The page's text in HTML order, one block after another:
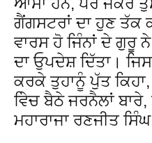
ਗੈਂਗਸਟਰਾਂ ਦਾ ਹੁਣ
ਵਾਰਸ ਹੋ ਜਿੰਨਾਂ ਦੇ ਗੁਰੂ
ਦਾ ਓੁਪਦੇਸ਼ ਦਿੱਤਾ।
ਕਰਕੇ ਤੁਹਾਨੂੰ ਪੁੱਤ
ਵਿੇਚ ਬੈਠੇ ਜਰਨੈਲਾਂ
ਮਹਾਰਾਜਾ ਰਣਜੀਤ